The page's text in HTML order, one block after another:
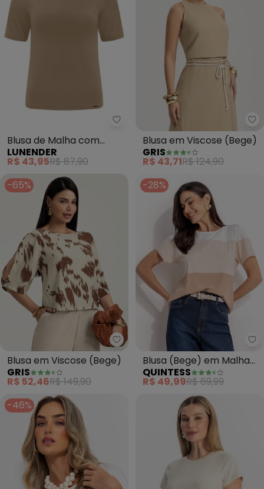
Lunender - Blusa de Malha
Blusa de Malha com
Mangas Curtas (Bege)
LUNENDER
R$ 43,95R$ 87,90
Blusa em Viscose (Bege)
GRIS
R$ 43,71R$ 124,90
-65%
Gris - Blusa em Viscose (Bege)
Blusa em Viscose (Bege)
GRIS
R$ 52,46R$ 149,90
-28%
Blusa (Bege) em Malha
de Viscose
QUINTESS
R$ 49,99R$ 69,99
-46%